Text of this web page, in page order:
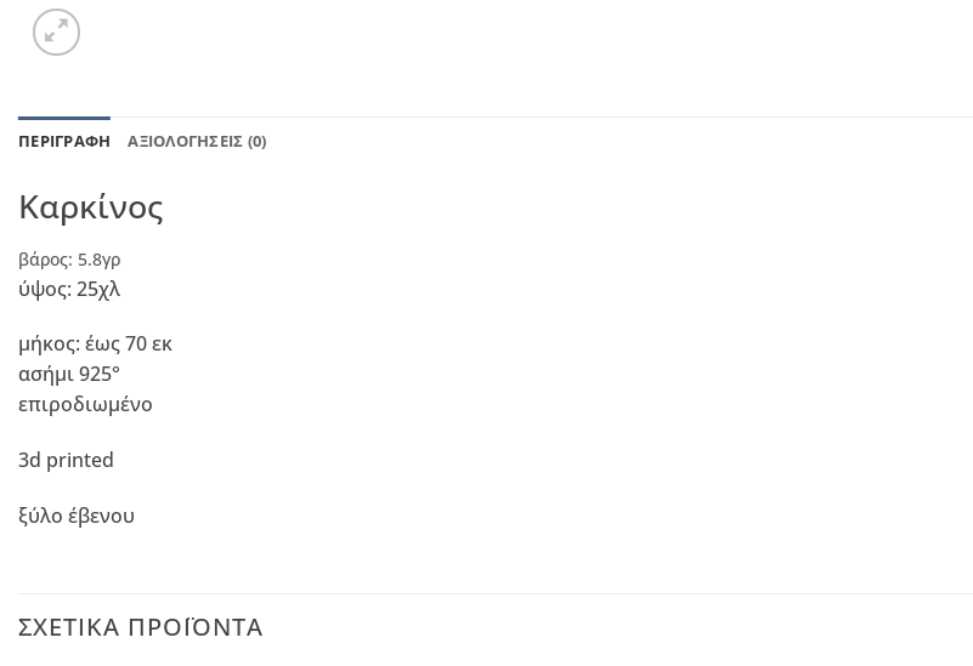
ΠΕΡΙΓΡΑΦΉ ΑΞΙΟΛΟΓΉΣΕΙΣ (0)
Καρκίνος
βάρος: 5.8γρ
ύψος: 25χλ
μήκος: έως 70 εκ
ασήμι 925°
επιροδιωμένο
3d printed
ξύλο έβενου
ΣΧΕΤΙΚΆ ΠΡΟΪΌΝΤΑ